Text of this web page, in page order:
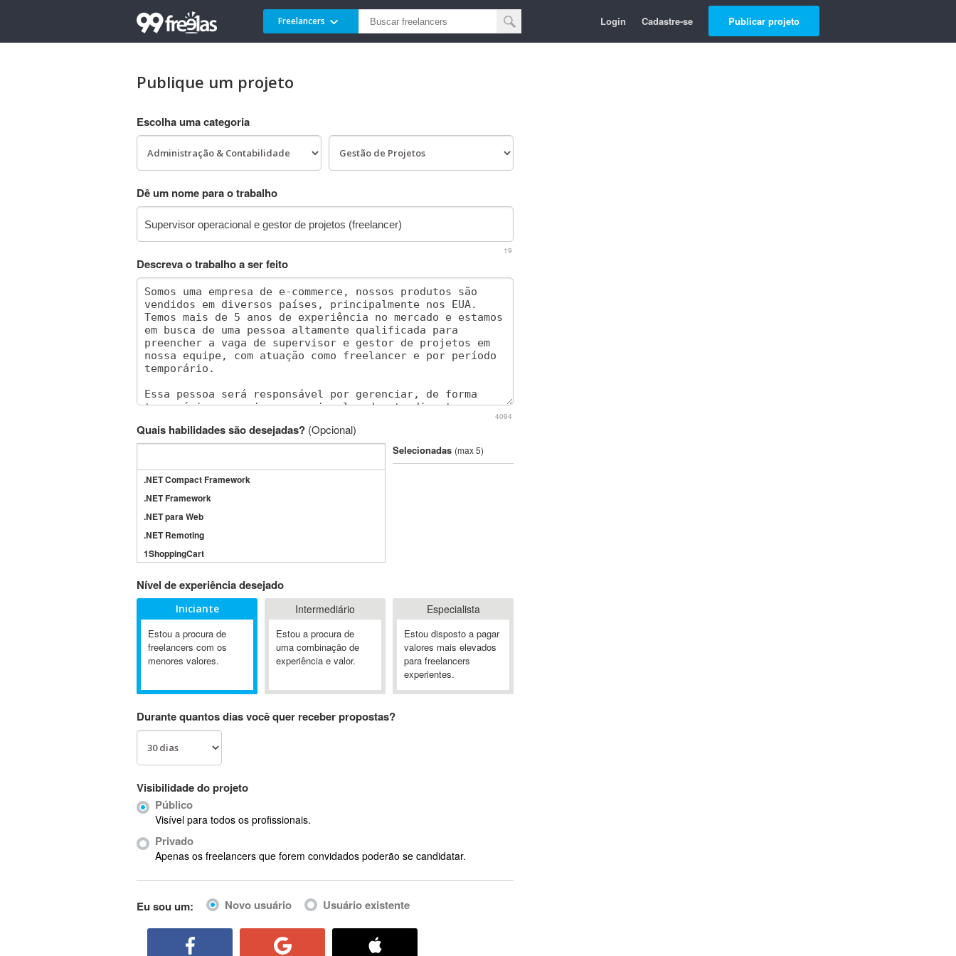
Freelancers Login Cadastre-se Publicar projeto
Publique um projeto
Escolha uma categoria
Dê um nome para o trabalho
19
Descreva o trabalho a ser feito
4094
Quais habilidades são desejadas? (Opcional)
.NET Compact Framework
.NET Framework
.NET para Web
.NET Remoting
1ShoppingCart
3GSM
4D Dimension
802.11
A&P
A-GPS
Ab Initio
ABIS
AbleCommerce
Ableton Live
Abstract Window Toolkit (AWT)
Selecionadas (max 5)
Nível de experiência desejado
Iniciante
Estou a procura de
freelancers com os
menores valores.
Intermediário
Estou a procura de
uma combinação de
experiência e valor.
Especialista
Estou disposto a pagar
valores mais elevados
para freelancers
experientes.
Durante quantos dias você quer receber propostas?
Visibilidade do projeto
Público
Visível para todos os profissionais.
Privado
Apenas os freelancers que forem convidados poderão se candidatar.
Eu sou um: Novo usuário Usuário existente